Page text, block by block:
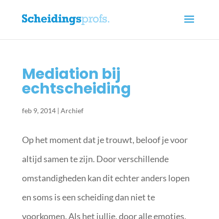
Mediation bij
echtscheiding
feb 9, 2014| Archief
Op het moment dat je trouwt, beloof je voor
altijd samen te zijn. Door verschillende
omstandigheden kan dit echter anders lopen
en soms is een scheiding dan niet te
voorkomen. Als het jullie, door alle emoties,